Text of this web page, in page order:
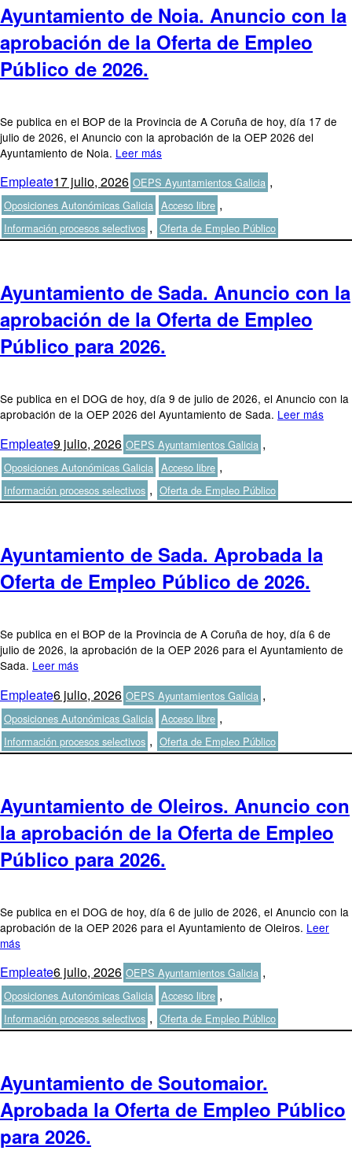
Ayuntamiento de Noia. Anuncio con la
aprobación de la Oferta de Empleo
Público de 2026.
Se publica en el BOP de la Provincia de A Coruña de hoy, día 17 de
julio de 2026, el Anuncio con la aprobación de la OEP 2026 del
Ayuntamiento de Noia. Leer más
Autor
EmpleatePublicado
el
17 julio, 2026Categorías
OEPS Ayuntamientos Galicia ,
Oposiciones Autonómicas Galicia Etiquetas
Acceso libre ,
Información procesos selectivos , Oferta de Empleo Público
Ayuntamiento de Sada. Anuncio con la
aprobación de la Oferta de Empleo
Público para 2026.
Se publica en el DOG de hoy, día 9 de julio de 2026, el Anuncio con la
aprobación de la OEP 2026 del Ayuntamiento de Sada. Leer más
Autor
EmpleatePublicado
el
9 julio, 2026Categorías
OEPS Ayuntamientos Galicia ,
Oposiciones Autonómicas Galicia Etiquetas
Acceso libre ,
Información procesos selectivos , Oferta de Empleo Público
Ayuntamiento de Sada. Aprobada la
Oferta de Empleo Público de 2026.
Se publica en el BOP de la Provincia de A Coruña de hoy, día 6 de
julio de 2026, la aprobación de la OEP 2026 para el Ayuntamiento de
Sada. Leer más
Autor
EmpleatePublicado
el
6 julio, 2026Categorías
OEPS Ayuntamientos Galicia ,
Oposiciones Autonómicas Galicia Etiquetas
Acceso libre ,
Información procesos selectivos , Oferta de Empleo Público
Ayuntamiento de Oleiros. Anuncio con
la aprobación de la Oferta de Empleo
Público para 2026.
Se publica en el DOG de hoy, día 6 de julio de 2026, el Anuncio con la
aprobación de la OEP 2026 para el Ayuntamiento de Oleiros. Leer
más
Autor
EmpleatePublicado
el
6 julio, 2026Categorías
OEPS Ayuntamientos Galicia ,
Oposiciones Autonómicas Galicia Etiquetas
Acceso libre ,
Información procesos selectivos , Oferta de Empleo Público
Ayuntamiento de Soutomaior.
Aprobada la Oferta de Empleo Público
para 2026.